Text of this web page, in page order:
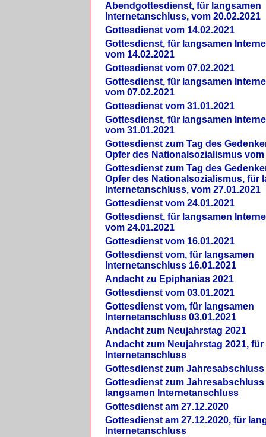
Abendgottesdienst, für langsamen
Internetanschluss, vom 20.02.2021
Gottesdienst vom 14.02.2021
Gottesdienst, für langsamen
vom 14.02.2021
Gottesdienst vom 07.02.2021
Gottesdienst, für langsamen
vom 07.02.2021
Gottesdienst vom 31.01.2021
Gottesdienst, für langsamen
vom 31.01.2021
Gottesdienst zum Tag des
Opfer des Nationalsozialismus vom
Gottesdienst zum Tag des
Opfer des Nationalsozialismus, für
Internetanschluss, vom 27.01.2021
Gottesdienst vom 24.01.2021
Gottesdienst, für langsamen
vom 24.01.2021
Gottesdienst vom 16.01.2021
Gottesdienst vom, für langsamen
Internetanschluss 16.01.2021
Andacht zu Epiphanias 2021
Gottesdienst vom 03.01.2021
Gottesdienst vom, für langsamen
Internetanschluss 03.01.2021
Andacht zum Neujahrstag 2021
Andacht zum Neujahrstag 2021,
Internetanschluss
Gottesdienst zum Jahresabschluss
Gottesdienst zum Jahresabschluss
langsamen Internetanschluss
Gottesdienst am 27.12.2020
Gottesdienst am 27.12.2020, für
Internetanschluss